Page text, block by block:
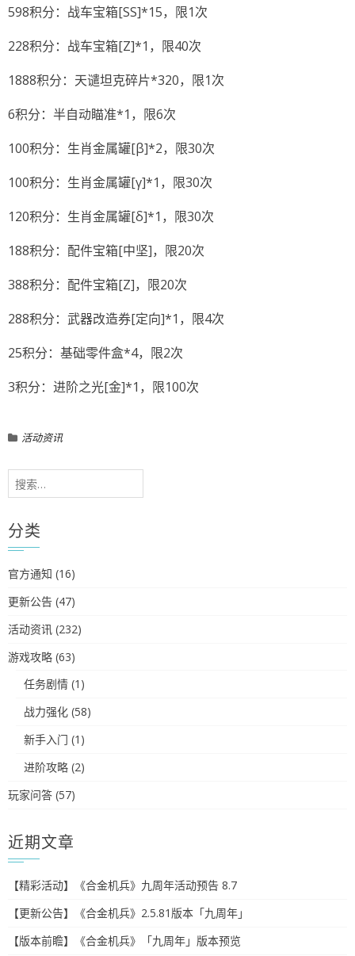
598积分：战车宝箱[SS]*15，限1次
228积分：战车宝箱[Z]*1，限40次
1888积分：天谴坦克碎片*320，限1次
6积分：半自动瞄准*1，限6次
100积分：生肖金属罐[β]*2，限30次
100积分：生肖金属罐[γ]*1，限30次
120积分：生肖金属罐[δ]*1，限30次
188积分：配件宝箱[中坚]，限20次
388积分：配件宝箱[Z]，限20次
288积分：武器改造券[定向]*1，限4次
25积分：基础零件盒*4，限2次
3积分：进阶之光[金]*1，限100次
活动资讯
搜
索：
分类
官方通知 (16)
更新公告 (47)
活动资讯 (232)
游戏攻略 (63)
任务剧情 (1)
战力强化 (58)
新手入门 (1)
进阶攻略 (2)
玩家问答 (57)
近期文章
【精彩活动】《合金机兵》九周年活动预告 8.7
【更新公告】《合金机兵》2.5.81版本「九周年」
【版本前瞻】《合金机兵》「九周年」版本预览